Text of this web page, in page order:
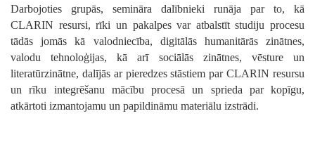
Darbojoties grupās, semināra dalībnieki runāja par to, kā
CLARIN resursi, rīki un pakalpesvar atbalstīt studiju procesu
tādās jomās kā valodniecība, digitālās humanitārās zinātnes,
valodu tehnoloģijas, kā arī sociālās zinātnes, vēsture un
literatūrzinātne, dalījās ar pieredzes stāstiem par CLARIN resursu
un rīku integrēšanu mācību procesā un sprieda par kopīgu,
atkārtoti izmantojamu un papildināmu materiālu izstrādi.